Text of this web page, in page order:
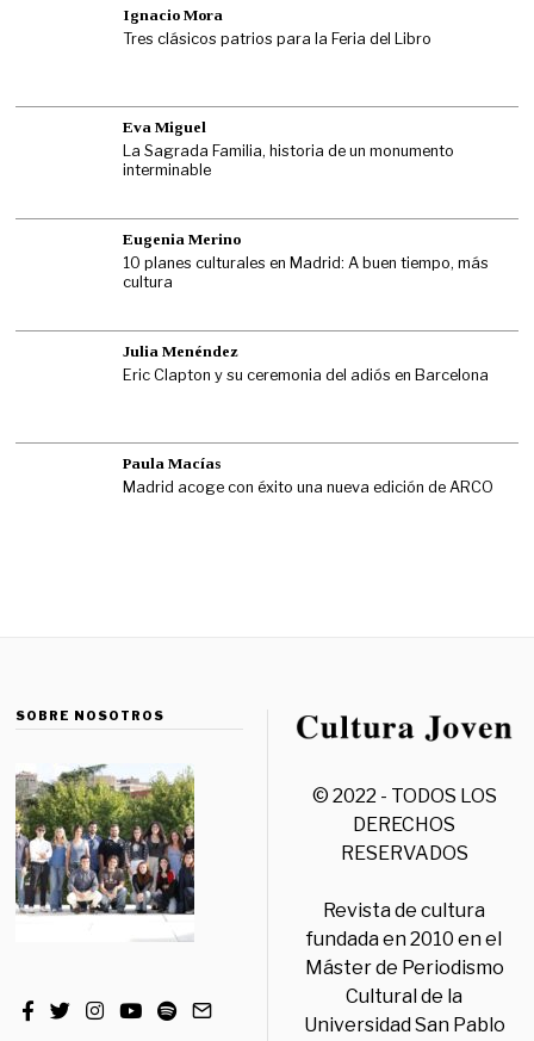
Ignacio Mora
Tres clásicos patrios para la Feria del Libro
Eva Miguel
La Sagrada Familia, historia de un monumento
interminable
Eugenia Merino
10 planes culturales en Madrid: A buen tiempo, más
cultura
Julia Menéndez
Eric Clapton y su ceremonia del adiós en Barcelona
Paula Macías
Madrid acoge con éxito una nueva edición de ARCO
SOBRE NOSOTROS
© 2022 - TODOS LOS
DERECHOS
RESERVADOS
Revista de cultura
fundada en 2010 en el
Máster de Periodismo
Cultural de la
Universidad San Pablo